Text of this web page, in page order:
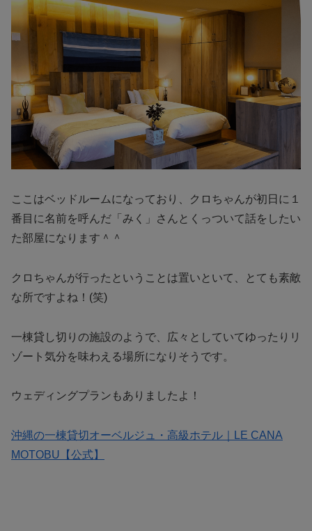
ここはベッドルームになっており、クロちゃんが初日に１
番目に名前を呼んだ「みく」さんとくっついて話をしたい
た部屋になります＾＾
クロちゃんが行ったということは置いといて、とても素敵
な所ですよね！(笑)
一棟貸し切りの施設のようで、広々としていてゆったりリ
ゾート気分を味わえる場所になりそうです。
ウェディングプランもありましたよ！
沖縄の一棟貸切オーベルジュ・高級ホテル｜LE CANA
MOTOBU【公式】